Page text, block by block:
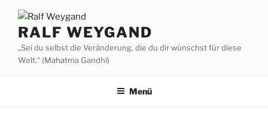
Inhalt
springenRALF WEYGAND
„Sei du selbst die Veränderung, die du dir wünschst für diese
Welt.“ (Mahatma Gandhi)
Menü